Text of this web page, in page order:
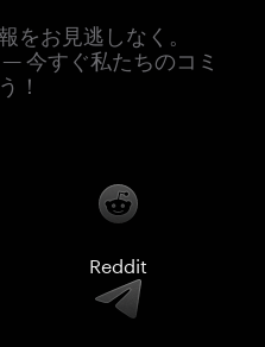
をお見逃しなく。
今すぐ私たちのコミ
！
Reddit